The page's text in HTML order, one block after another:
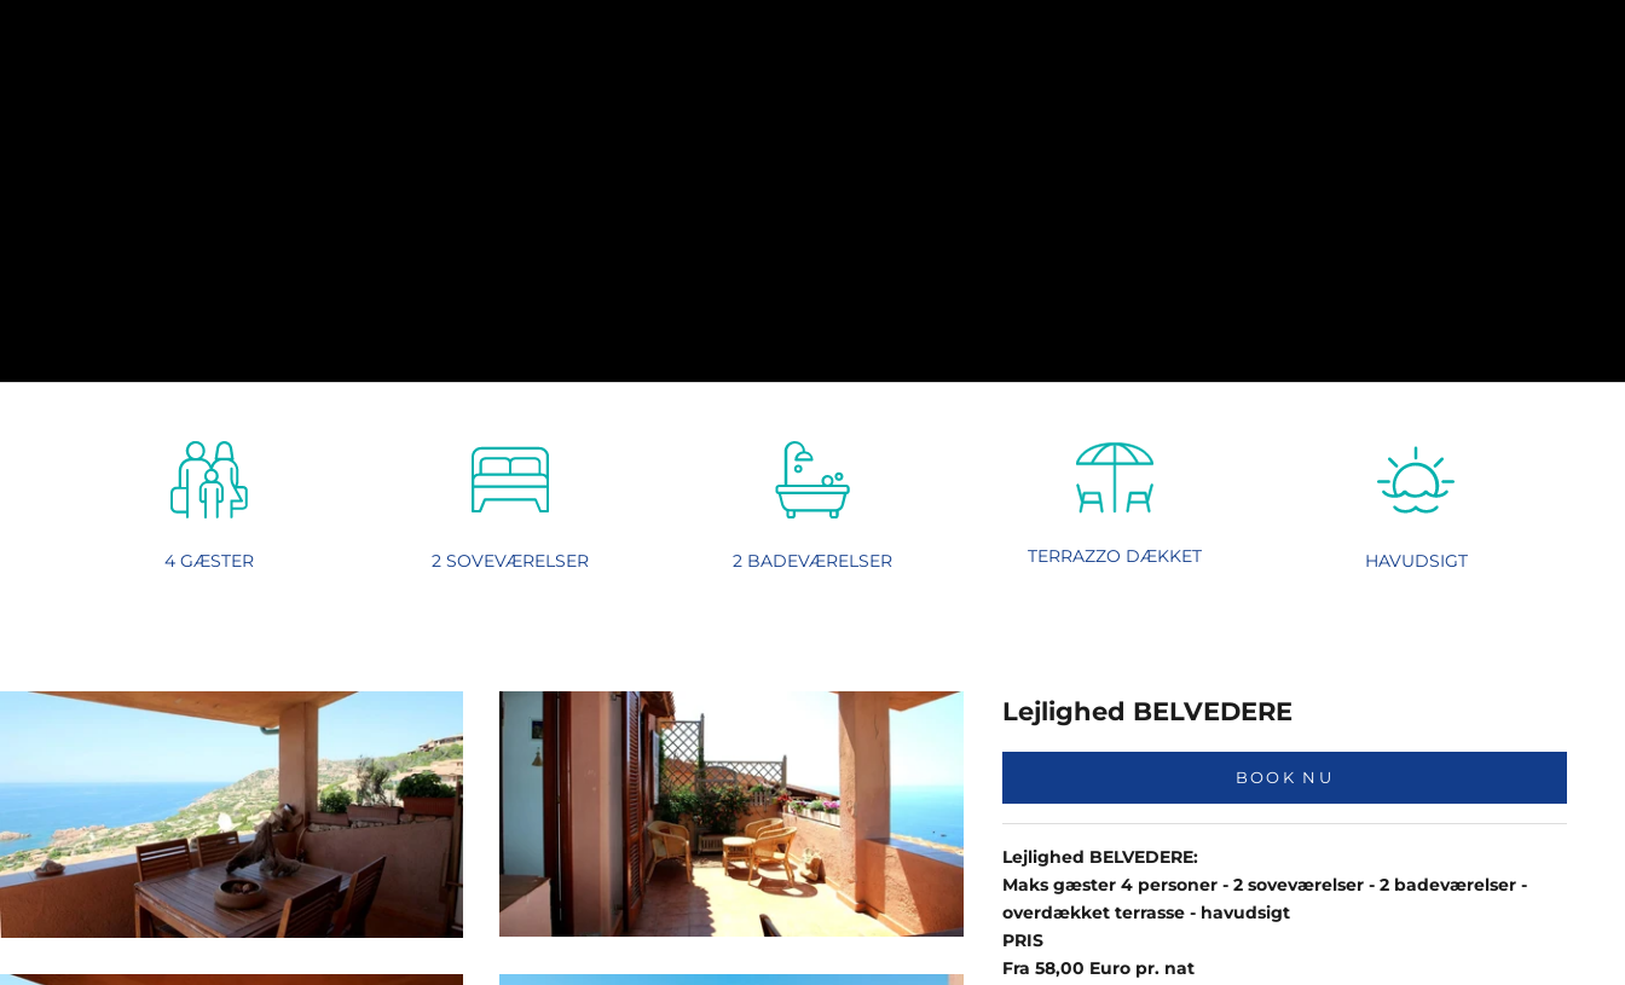
4 GÆSTER 2 SOVEVÆRELSER 2 BADEVÆRELSER TERRAZZO DÆKKET HAVUDSIGT
Lejlighed BELVEDERE
BOOK NU
Lejlighed BELVEDERE:
Maks gæster 4 personer - 2 soveværelser - 2 badeværelser -
overdækket terrasse - havudsigt
PRIS
Fra 58,00 Euro pr. nat